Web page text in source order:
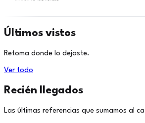
Últimos vistos
Retoma donde lo dejaste.
Ver todo
Recién llegados
Las últimas referencias que sumamos al